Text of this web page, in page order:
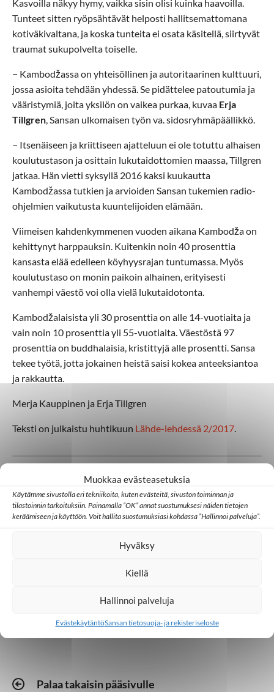
Muokkaa evästeasetuksia
Käytämme sivustolla eri tekniikoita, kuten evästeitä, sivuston toiminnan ja
tilastoinnin tarkoituksiin. Painamalla ”OK” annat suostumuksesi näiden tietojen
keräämiseen ja käyttöön. Voit hallita suostumuksiasi kohdassa ”Hallinnoi palveluja”.
Hyväksy
Kiellä
Hallinnoi palveluja
EvästekäytäntöSansan tietosuoja- ja rekisteriseloste
Kasvoilla näkyy hymy, vaikka sisin olisi kuinka haavoilla.
Tunteet sitten ryöpsähtävät helposti hallitsemattomana
kotiväkivaltana, ja koska tunteita ei osata käsitellä, siirtyvät
traumat sukupolvelta toiselle.
− Kambodžassa on yhteisöllinen ja autoritaarinen kulttuuri,
jossa asioita tehdään yhdessä. Se pidättelee patoutumia ja
vääristymiä, joita yksilön on vaikea purkaa, kuvaa Erja
Tillgren, Sansan ulkomaisen työn va. sidosryhmäpäällikkö.
− Itsenäiseen ja kriittiseen ajatteluun ei ole totuttu alhaisen
koulutustason ja osittain lukutaidottomien maassa, Tillgren
jatkaa. Hän vietti syksyllä 2016 kaksi kuukautta
Kambodžassa tutkien ja arvioiden Sansan tukemien radio-
ohjelmien vaikutusta kuuntelijoiden elämään.
Viimeisen kahdenkymmenen vuoden aikana Kambodža on
kehittynyt harppauksin. Kuitenkin noin 40 prosenttia
kansasta elää edelleen köyhyysrajan tuntumassa. Myös
koulutustaso on monin paikoin alhainen, erityisesti
vanhempi väestö voi olla vielä lukutaidotonta.
Kambodžalaisista yli 30 prosenttia on alle 14-vuotiaita ja
vain noin 10 prosenttia yli 55-vuotiaita. Väestöstä 97
prosenttia on buddhalaisia, kristittyjä alle prosentti. Sansa
tekee työtä, jotta jokainen heistä saisi kokea anteeksiantoa
ja rakkautta.
Merja Kauppinen ja Erja Tillgren
Teksti on julkaistu huhtikuun Lähde-lehdessä 2/2017.
Lisää aiheesta
FEBC
Palaa takaisin pääsivulle